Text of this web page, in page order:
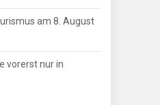
am 8. August
vorerst nur in